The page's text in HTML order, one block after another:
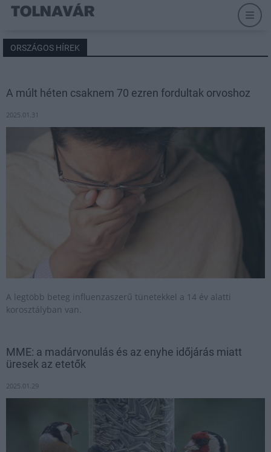
ORSZÁGOS HÍREK
A múlt héten csaknem 70 ezren fordultak orvoshoz
2025.01.31
A legtöbb beteg influenzaszerű tünetekkel a 14 év alatti
korosztályban van.
MME: a madárvonulás és az enyhe időjárás miatt
üresek az etetők
2025.01.29